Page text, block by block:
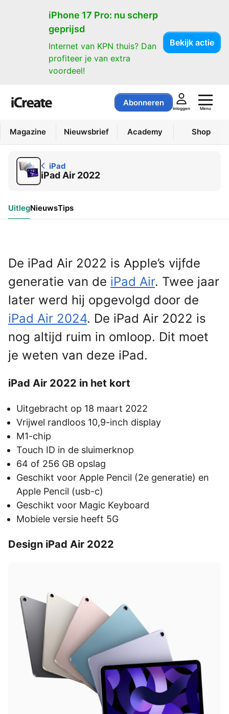
iPhone 17 Pro: nu scherp
geprijsd
Internet van KPN thuis? Dan
profiteer je van extra
voordeel!
Bekijk actie
Abonneren
Inloggen Menu
Magazine Nieuwsbrief Academy Shop
iPad
iPad Air 2022
UitlegNieuwsTips
De iPad Air 2022 is Apple’s vijfde
generatie van de iPad Air. Twee jaar
later werd hij opgevolgd door de
iPad Air 2024. De iPad Air 2022 is
nog altijd ruim in omloop. Dit moet
je weten van deze iPad.
iPad Air 2022 in het kort
Uitgebracht op 18 maart 2022
Vrijwel randloos 10,9-inch display
M1-chip
Touch ID in de sluimerknop
64 of 256 GB opslag
Geschikt voor Apple Pencil (2e generatie) en
Apple Pencil (usb-c)
Geschikt voor Magic Keyboard
Mobiele versie heeft 5G
Design iPad Air 2022